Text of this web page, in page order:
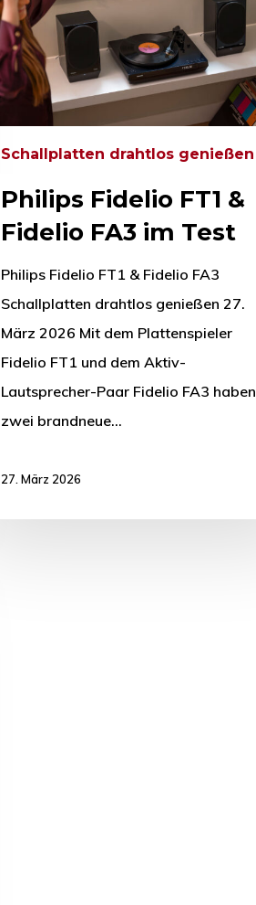
Schallplatten drahtlos genießen
Philips Fidelio FT1 &
Fidelio FA3 im Test
Philips Fidelio FT1 & Fidelio FA3
Schallplatten drahtlos genießen 27.
März 2026 Mit dem Plattenspieler
Fidelio FT1 und dem Aktiv-
Lautsprecher-Paar Fidelio FA3 haben
zwei brandneue…
27. März 2026